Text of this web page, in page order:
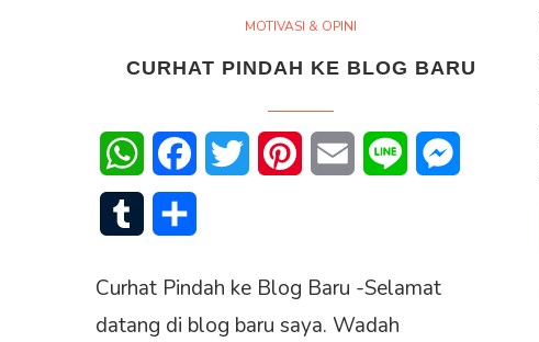
MOTIVASI & OPINI
CURHAT PINDAH KE BLOG BARU
WhatsAppFacebookTwitter PinterestEmail Line
Tumblr
Curhat Pindah ke Blog Baru -Selamat
datang di blog baru saya. Wadah